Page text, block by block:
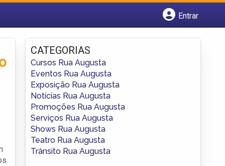
Entrar
Fazer login
Criar conta
CATEGORIAS
Cursos Rua Augusta
Eventos Rua Augusta
Exposição Rua Augusta
Notícias Rua Augusta
Promoções Rua Augusta
Serviços Rua Augusta
Shows Rua Augusta
Teatro Rua Augusta
Trânsito Rua Augusta